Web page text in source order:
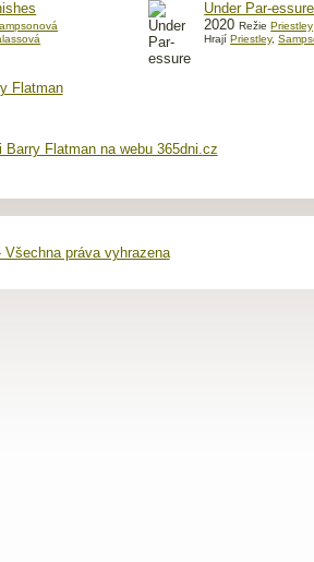
Under Par-essure
2020RežiePriestley
HrajíPriestley,
Flatman
Flatman na webu 365dni.cz
práva vyhrazena